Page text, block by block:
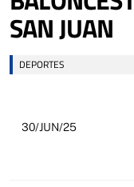
SAN JUAN
DEPORTES
30/JUN/25